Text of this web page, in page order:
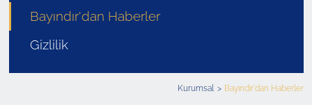
Bayındır'dan Haberler
Gizlilik
Kurumsal Bayındır'dan Haberler